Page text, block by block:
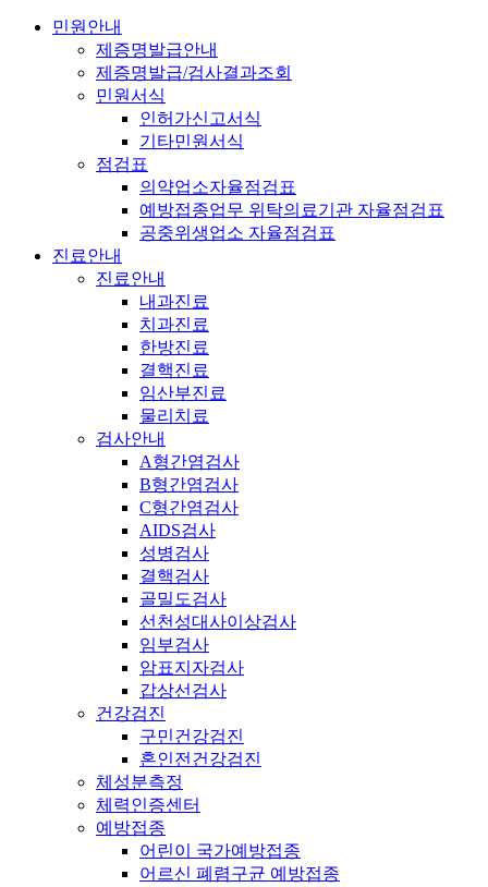
민원안내
제증명발급안내
제증명발급/검사결과조회
민원서식
인허가신고서식
기타민원서식
점검표
의약업소자율점검표
예방접종업무 위탁의료기관 자율점검표
공중위생업소 자율점검표
진료안내
진료안내
내과진료
치과진료
한방진료
결핵진료
임산부진료
물리치료
검사안내
A형간염검사
B형간염검사
C형간염검사
AIDS검사
성병검사
결핵검사
골밀도검사
선천성대사이상검사
임부검사
암표지자검사
갑상선검사
건강검진
구민건강검진
혼인전건강검진
체성분측정
체력인증센터
예방접종
어린이 국가예방접종
어르신 폐렴구균 예방접종